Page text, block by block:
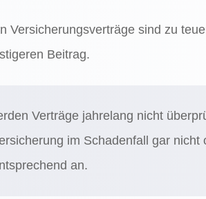
Versicherungsverträge sind zu
Beitrag.
Verträge jahrelang nicht
im Schadenfall gar
an.